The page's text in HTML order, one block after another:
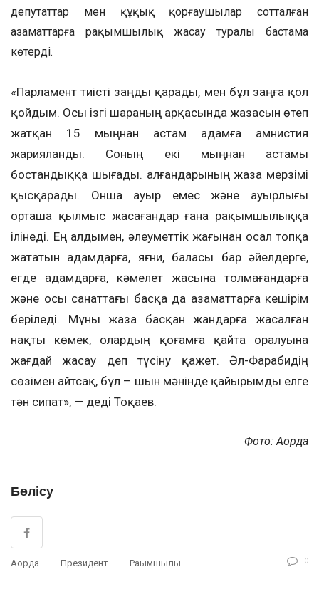
депутаттар мен құқық қорғаушылар сотталған
азаматтарға рақымшылық жасау туралы бастама
көтерді.
«Парламент тиісті заңды қарады, мен бұл заңға қол
қойдым. Осы ізгі шараның арқасында жазасын өтеп
жатқан 15 мыңнан астам адамға амнистия
жарияланды. Соның екі мыңнан астамы
бостандыққа шығады. Қалғандарының жаза мерзімі
қысқарады. Онша ауыр емес және ауырлығы
орташа қылмыс жасағандар ғана рақымшылыққа
ілінеді. Ең алдымен, әлеуметтік жағынан осал топқа
жататын адамдарға, яғни, баласы бар әйелдерге,
егде адамдарға, кәмелет жасына толмағандарға
және осы санаттағы басқа да азаматтарға кешірім
беріледі. Мұны жаза басқан жандарға жасалған
нақты көмек, олардың қоғамға қайта оралуына
жағдай жасау деп түсіну қажет. Әл-Фарабидің
сөзімен айтсақ, бұл – шын мәнінде қайырымды елге
тән сипат», — деді Тоқаев.
Фото: Ақорда
Бөлісу
Ақорда Президент Рақымшылық 0